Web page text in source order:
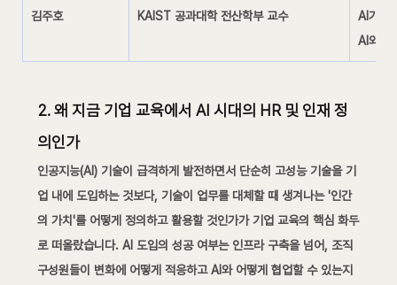
김주호 KAIST 공과대학 전산학부 교수
AI가 바
AI와 협
2. 왜 지금 기업 교육에서 AI 시대의 HR 및 인재 정
의인가
인공지능(AI) 기술이 급격하게 발전하면서 단순히 고성능 기술을 기
업 내에 도입하는 것보다, 기술이 업무를 대체할 때 생겨나는 '인간
의 가치'를 어떻게 정의하고 활용할 것인가가 기업 교육의 핵심 화두
로 떠올랐습니다. AI 도입의 성공 여부는 인프라 구축을 넘어, 조직
구성원들이 변화에 어떻게 적응하고 AI와 어떻게 협업할 수 있는지